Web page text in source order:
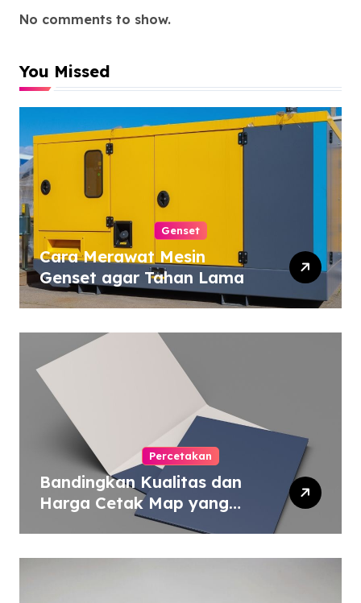
No comments to show.
You Missed
Genset
Cara Merawat Mesin
Genset agar Tahan Lama
Percetakan
Bandingkan Kualitas dan
Harga Cetak Map yang
Murah atau Mahal